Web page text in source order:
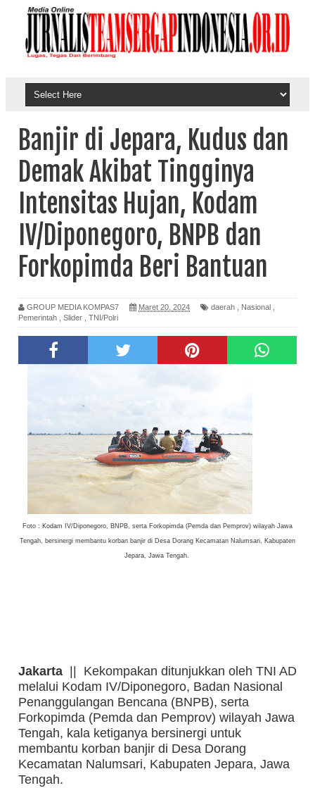
Banjir di Jepara, Kudus dan
Demak Akibat Tingginya
Intensitas Hujan, Kodam
IV/Diponegoro, BNPB dan
Forkopimda Beri Bantuan
GROUP MEDIA KOMPAS7 Maret 20, 2024 daerah Nasional
Pemerintah
Slider TNI/Polri
Foto : Kodam IV/Diponegoro, BNPB, serta Forkopimda (Pemda dan Pemprov) wilayah Jawa
Tengah, bersinergi membantu korban banjir di Desa Dorang Kecamatan Nalumsari, Kabupaten
Jepara, Jawa Tengah.
Jakarta || Kekompakan ditunjukkan oleh TNI AD
melalui Kodam IV/Diponegoro, Badan Nasional
Penanggulangan Bencana (BNPB), serta
Forkopimda (Pemda dan Pemprov) wilayah Jawa
Tengah, kala ketiganya bersinergi untuk
membantu korban banjir di Desa Dorang
Kecamatan Nalumsari, Kabupaten Jepara, Jawa
Tengah.